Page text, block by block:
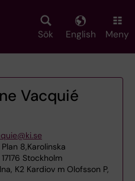
Sök English Meny
Vacquié
8,Karolinska
Stockholm
K2 Kardiov m Olofsson P,